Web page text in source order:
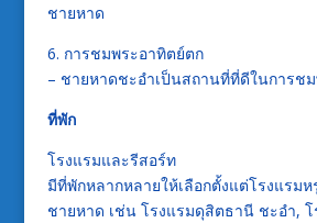
ชายหาด
6. การชมพระอาทิตย์ตก
– ชายหาดชะอำเป็นสถานที่ที่ดีในการช
ที่พัก
โรงแรมและรีสอร์ท
มีที่พักหลากหลายให้เลือกตั้งแต่โรงแรม
ชายหาด เช่น โรงแรมดุสิตธานี ชะอำ,